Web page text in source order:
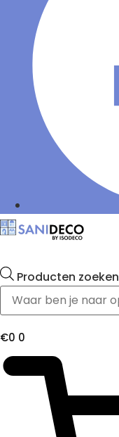
Producten zoeken
€0 0